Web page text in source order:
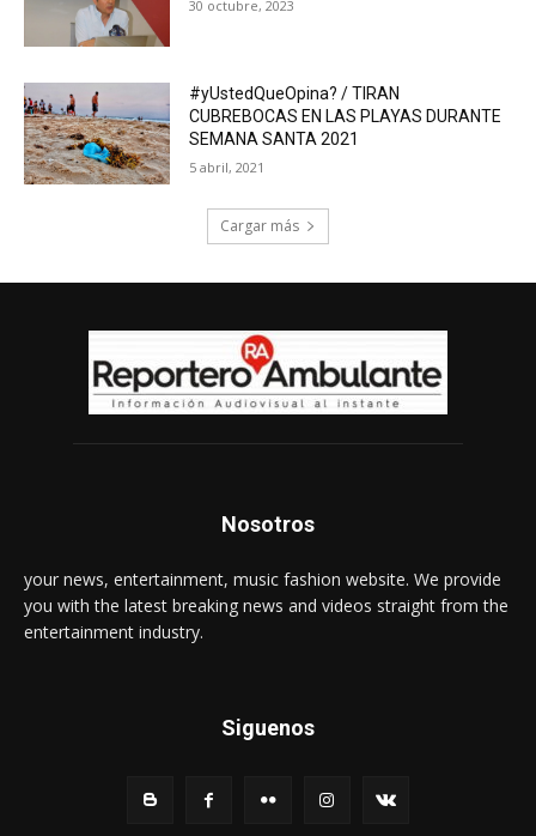
30 octubre, 2023
#yUstedQueOpina? / TIRAN
CUBREBOCAS EN LAS PLAYAS DURANTE
SEMANA SANTA 2021
5 abril, 2021
Cargar más
Nosotros
your news, entertainment, music fashion website. We provide
you with the latest breaking news and videos straight from the
entertainment industry.
Siguenos